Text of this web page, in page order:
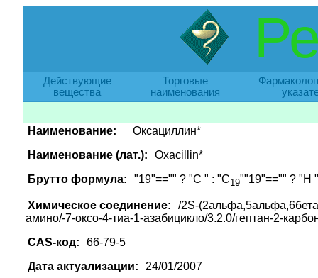
Действующие
вещества
Торговые
наименования
Наименование:
Оксациллин*
Наименование (лат.):
Oxacillin*
Брутто формула:
"19"=="" ? "C " : "C19""19"=="" ? "H
Химическое соединение:
/2S-
амино/-7-оксо-4-тиа-1-азабицикло/3.2.0/гептан-2-
CAS-код:
66-79-5
Дата актуализации:
24/01/2007